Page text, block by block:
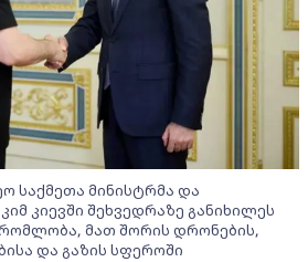
საქმეთა მინისტრმა და
კიევში შეხვედრაზე განიხილეს
მათ შორის დრონების,
და გაზის სფეროში